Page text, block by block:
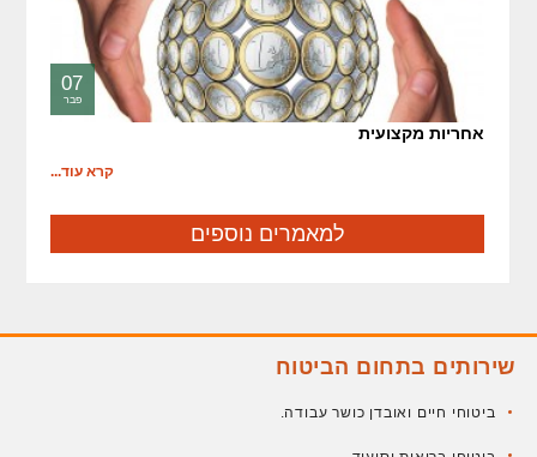
07
פבר
אחריות מקצועית
קרא עוד...
למאמרים נוספים
שירותים בתחום הביטוח
ביטוחי חיים ואובדן כושר עבודה.